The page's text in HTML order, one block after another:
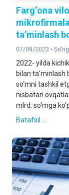
Farg‘ona
ta’minlash
07/09/2023 •
2022- yilda
bilan ta’minlash
so‘mni tashkil
nisbatan
mlrd. so‘mga
Batafsil ...